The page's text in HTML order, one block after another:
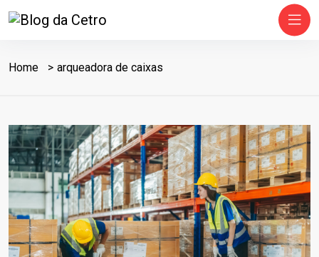
Home arqueadora de caixas